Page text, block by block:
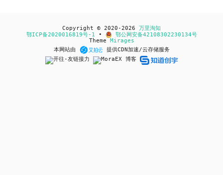
Copyright © 2020-2026 万里淘知
鄂ICP备2020016819号-1 •
鄂公网安备42108302230134号
Theme Mirages
本网站由
提供CDN加速/云存储服务